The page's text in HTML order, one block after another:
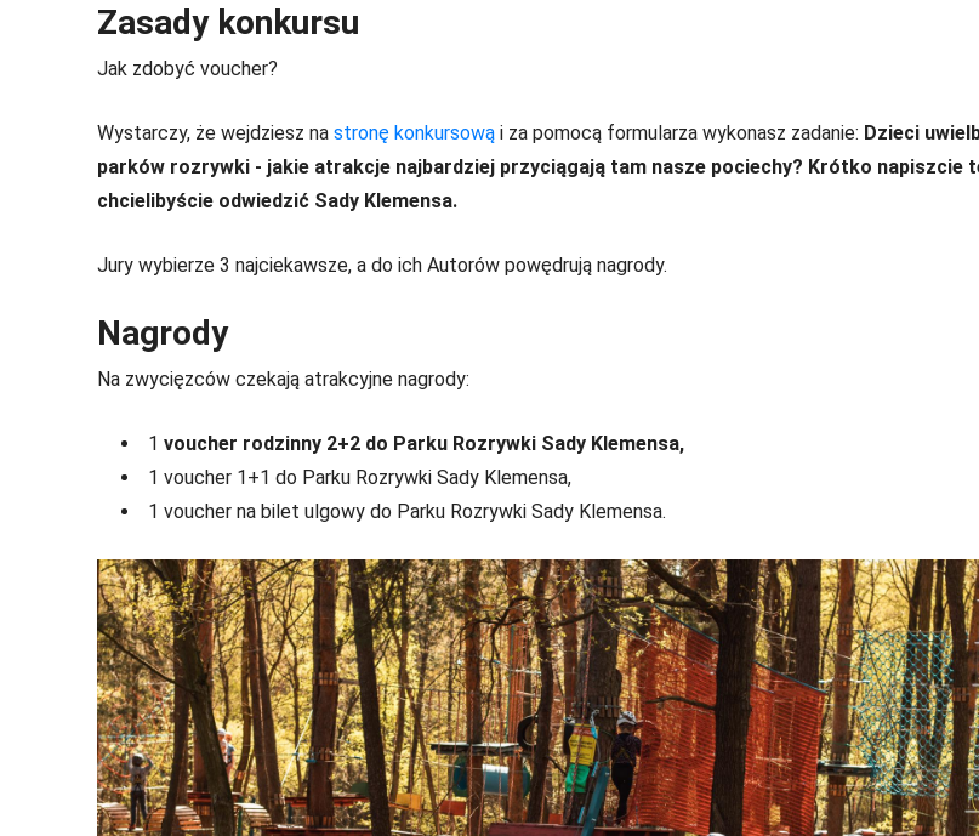
Zasady konkursu
Jak zdobyć voucher?
Wystarczy, że wejdziesz na stronę konkursową i za pomocą formularza wykonasz zadanie: Dzieci
parków rozrywki - jakie atrakcje najbardziej przyciągają tam nasze pociechy? Krótko napiszcie
chcielibyście odwiedzić Sady Klemensa.
Jury wybierze 3 najciekawsze, a do ich Autorów powędrują nagrody.
Nagrody
Na zwycięzców czekają atrakcyjne nagrody:
1 voucher rodzinny 2+2 do Parku Rozrywki Sady Klemensa,
1 voucher 1+1 do Parku Rozrywki Sady Klemensa,
1 voucher na bilet ulgowy do Parku Rozrywki Sady Klemensa.